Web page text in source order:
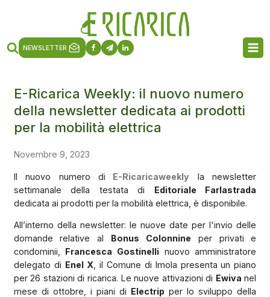
NEWSLETTER
E-Ricarica Weekly: il nuovo numero
della newsletter dedicata ai prodotti
per la mobilità elettrica
Novembre 9, 2023
Il nuovo numero di E-Ricaricaweekly la newsletter
settimanale della testata di Editoriale Farlastrada
dedicata ai prodotti per la mobilità elettrica, è disponibile.
All’interno della newsletter: le nuove date per l'invio delle
domande relative al Bonus Colonnine per privati e
condominii, Francesca Gostinelli nuovo amministratore
delegato di Enel X, il Comune di Imola presenta un piano
per 26 stazioni di ricarica. Le nuove attivazioni di Ewiva nel
mese di ottobre, i piani di Electrip per lo sviluppo della